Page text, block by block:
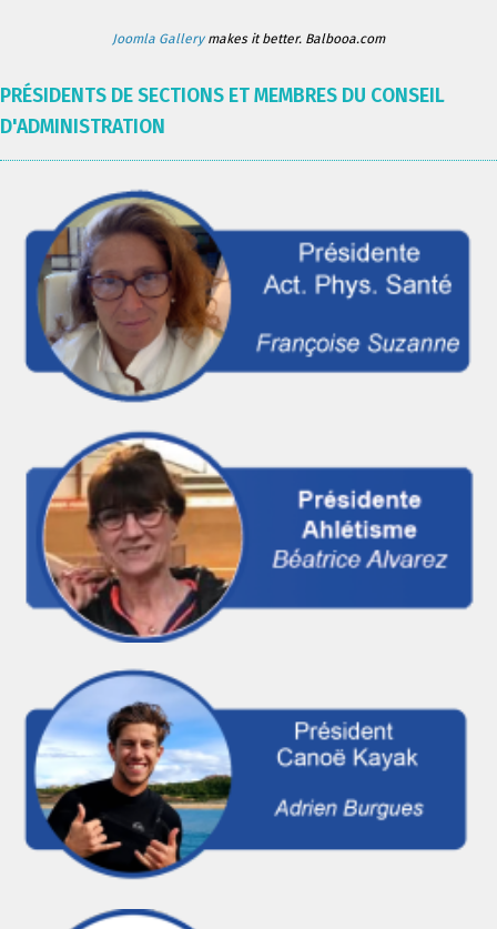
Joomla Gallerymakes it better. Balbooa.com
PRÉSIDENTS DE SECTIONS ET MEMBRES DU CONSEIL
D'ADMINISTRATION